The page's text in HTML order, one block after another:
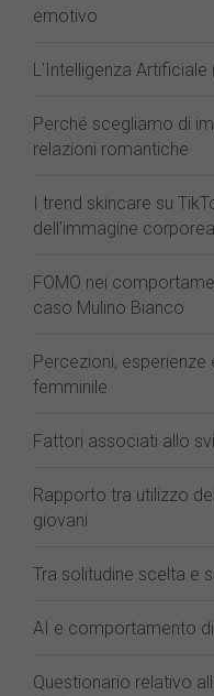
emotivo
L'Intelligenza
Perché scegliamo di
relazioni romantiche
I trend skincare su
dell'immagine corporea
FOMO nei
caso Mulino Bianco
Percezioni, esperienze
femminile
Fattori associati allo
Rapporto tra utilizzo
giovani
Tra solitudine scelta e
AI e comportamento
Questionario relativo